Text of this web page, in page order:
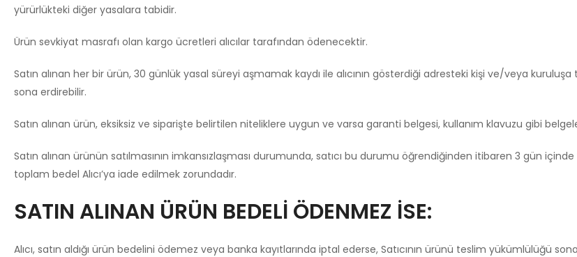
yürürlükteki diğer yasalara tabidir.
Ürün sevkiyat masrafı olan kargo ücretleri alıcılar tarafından ödenecektir.
Satın alınan her bir ürün, 30 günlük yasal süreyi aşmamak kaydı ile alıcının gösterdiği adresteki kişi ve/veya
sona erdirebilir.
Satın alınan ürün, eksiksiz ve siparişte belirtilen niteliklere uygun ve varsa garanti belgesi, kullanım klavuzu gibi
Satın alınan ürünün satılmasının imkansızlaşması durumunda, satıcı bu durumu öğrendiğinden itibaren 3 gün
toplam bedel Alıcı’ya iade edilmek zorundadır.
SATIN ALINAN ÜRÜN BEDELİ ÖDENMEZ İSE:
Alıcı, satın aldığı ürün bedelini ödemez veya banka kayıtlarında iptal ederse, Satıcının ürünü teslim yükümlülüğü